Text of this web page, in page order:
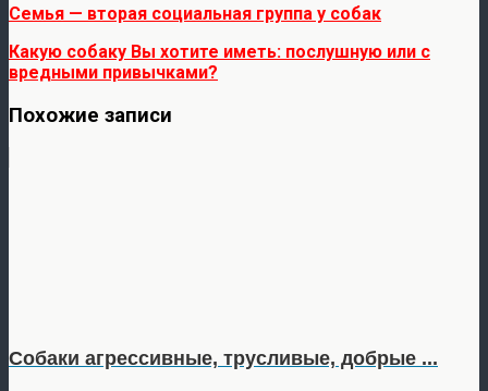
Семья — вторая социальная группа у собак
Какую собаку Вы хотите иметь: послушную или с
вредными привычками?
Похожие записи
Собаки агрессивные, трусливые, добрые ...